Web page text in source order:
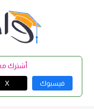
أشترك
فيسبوك X